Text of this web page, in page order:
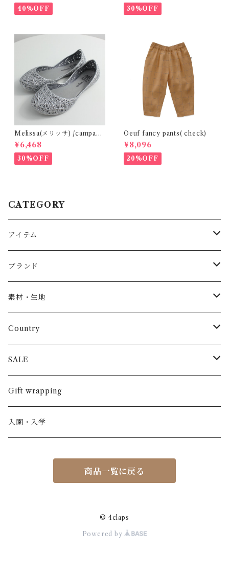
40%OFF 30%OFF
Melissa(メリッサ) /campana
(Silver)28-32
¥6,468
30%OFF
Oeuf fancy pants( check)
¥8,096
20%OFF
CATEGORY
アイテム
Baby
トップス
長袖
半袖
パンツ
長ズボン
半ズボン
スカート
ワンピース
カーディガン / 羽織もの
ブランド
AS WE GROW
ARCH&LINE
BABE & TESS
BOBOCHOSES
BONHEUR DU JOUR
素材・生地
コットン 100%
リネン( 麻 )
ウール
アルパカ
Country
France / フランス
Italy / イタリア
NY / ニューヨーク
Spain / スペイン
SALE
男の子
女の子
くつ・帽子・Bag
Gift wrapping
入園・入学
商品一覧に戻る
© 4claps
Powered by